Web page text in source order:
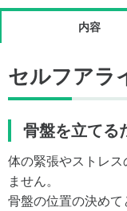
内容
セルフアラ
骨盤を立てる
体の緊張やストレス
ません。
骨盤の位置の決め